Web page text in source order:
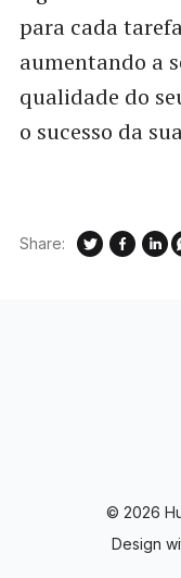
para cada
aumentando a
qualidade do
o sucesso da
Share:
© 2026
Design